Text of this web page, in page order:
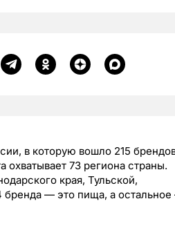
в которую вошло 215
73 региона страны.
края, Тульской,
бренда — это пища, а